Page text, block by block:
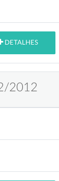
DETALHES
2012